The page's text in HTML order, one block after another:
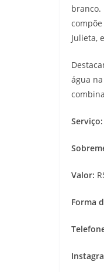
branco.
Julieta,
água
Serviço:
Valor:
Forma